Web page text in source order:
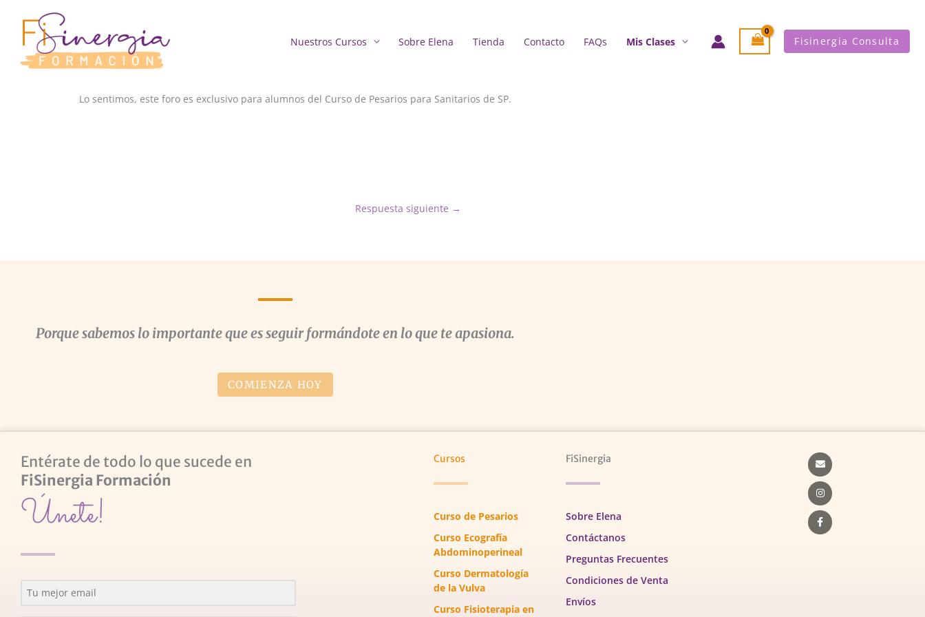
contenido
Nuestros Cursos Sobre Elena Tienda Contacto FAQs Mis Clases Fisinergia Consulta
Lo sentimos, este foro es exclusivo para alumnos del Curso de Pesarios para Sanitarios de SP.
Respuesta siguiente →
Porque sabemos lo importante que es seguir formándote en lo que te apasiona.
COMIENZA HOY
Entérate de todo lo que sucede en
FiSinergia Formación
Únete!
Cursos
Curso de Pesarios
Curso Ecografía
Abdominoperineal
Curso Dermatología
de la Vulva
Curso Fisioterapia en
FiSinergia
Sobre Elena
Contáctanos
Preguntas Frecuentes
Condiciones de Venta
Envíos
Envelope
Instagram
Facebook-
f